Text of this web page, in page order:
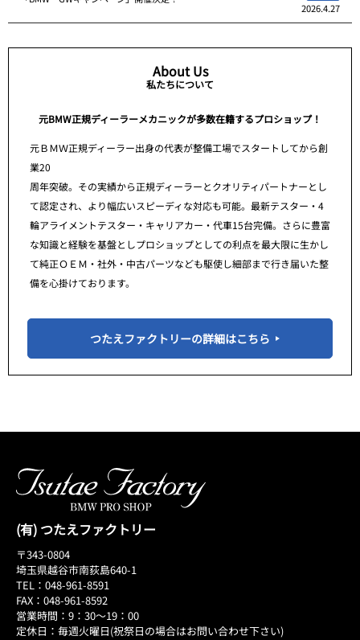
2026.4.27
About Us
私たちについて
元BMW正規ディーラーメカニックが多数在籍するプロショップ！
元ＢＭＷ正規ディーラー出身の代表が整備工場でスタートしてから創
業20
周年突破。その実績から正規ディーラーとクオリティパートナーとし
て認定され、より幅広いスピーディな対応も可能。最新テスター・4
輪アライメントテスター・キャリアカー・代車15台完備。さらに豊富
な知識と経験を基盤としプロショップとしての利点を最大限に生かし
て純正ＯＥＭ・社外・中古パーツなども駆使し細部まで行き届いた整
備を心掛けております。
つたえファクトリーの詳細はこちら
(有) つたえファクトリー
〒343-0804
埼玉県越谷市南荻島640-1
TEL：048-961-8591
FAX：048-961-8592
営業時間：9：30～19：00
定休日：毎週火曜日(祝祭日の場合はお問い合わせ下さい)